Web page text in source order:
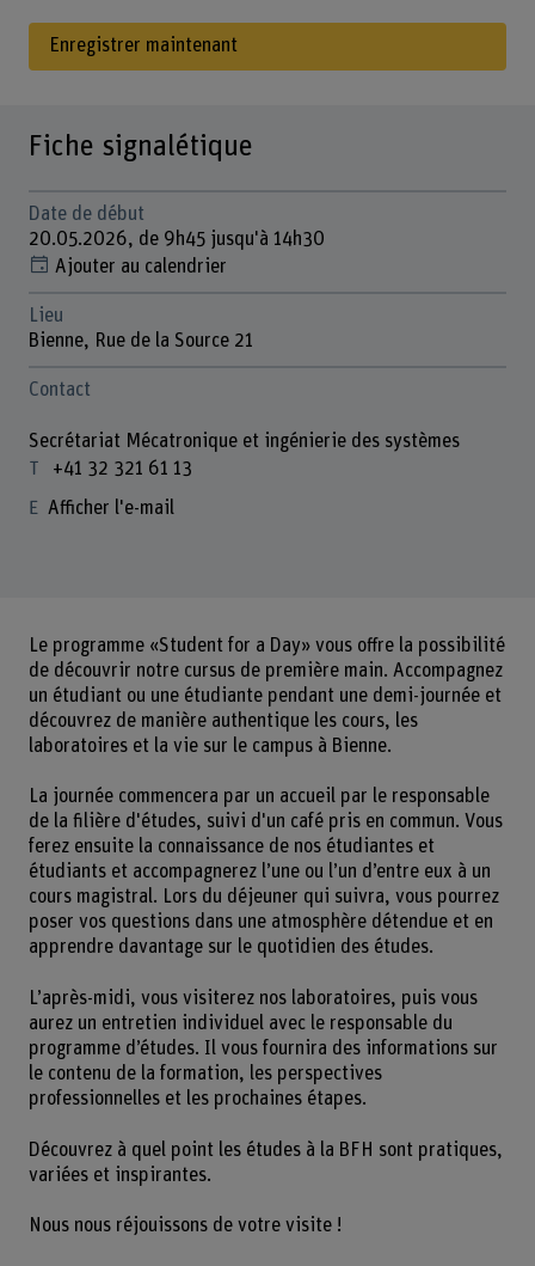
Enregistrer maintenant
Fiche signalétique
Date de début
20.05.2026, de 9h45 jusqu'à 14h30
Ajouter au calendrier
Lieu
Bienne, Rue de la Source 21
Contact
Secrétariat Mécatronique et ingénierie des systèmes
+41 32 321 61 13
Afficher l'e-mail
Le programme «Student for a Day» vous offre la possibilité
de découvrir notre cursus de première main. Accompagnez
un étudiant ou une étudiante pendant une demi-journée et
découvrez de manière authentique les cours, les
laboratoires et la vie sur le campus à Bienne.
La journée commencera par un accueil par le responsable
de la filière d'études, suivi d'un café pris en commun. Vous
ferez ensuite la connaissance de nos étudiantes et
étudiants et accompagnerez l’une ou l’un d’entre eux à un
cours magistral. Lors du déjeuner qui suivra, vous pourrez
poser vos questions dans une atmosphère détendue et en
apprendre davantage sur le quotidien des études.
L’après-midi, vous visiterez nos laboratoires, puis vous
aurez un entretien individuel avec le responsable du
programme d’études. Il vous fournira des informations sur
le contenu de la formation, les perspectives
professionnelles et les prochaines étapes.
Découvrez à quel point les études à la BFH sont pratiques,
variées et inspirantes.
Nous nous réjouissons de votre visite !